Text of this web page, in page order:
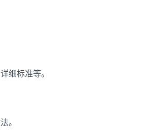
细标准等。
。